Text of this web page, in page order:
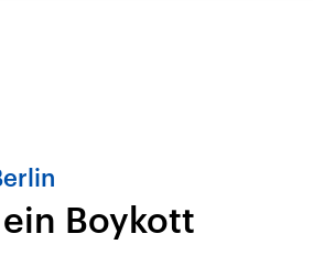
Iran
Boykott